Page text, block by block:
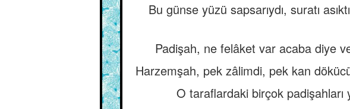
Bu günse yüzü sapsarıydı, suratı
Padişah, ne felâket var acaba diye
Harzemşah, pek zâlimdi, pek kan
O taraflardaki birçok